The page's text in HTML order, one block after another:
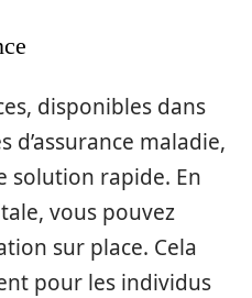
disponibles dans
d’assurance maladie,
solution rapide. En
vous pouvez
sur place. Cela
pour les individus